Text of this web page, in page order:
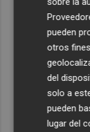
pueden
otros
del
solo a
pueden
lugar del